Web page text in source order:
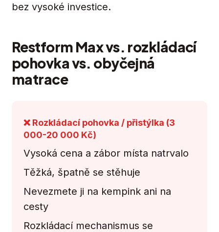
bez vysoké investice.
Restform Max vs. rozkládací
pohovka vs. obyčejná
matrace
❌ Rozkládací pohovka / přistýlka (3
000-20 000 Kč)
Vysoká cena a zábor místa natrvalo
Těžká, špatně se stěhuje
Nevezmete ji na kempink ani na
cesty
Rozkládací mechanismus se